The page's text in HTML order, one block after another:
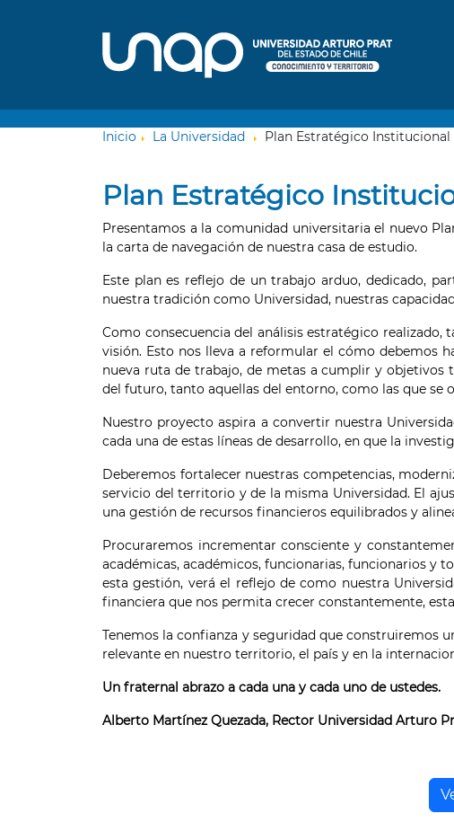
Inicio La Universidad Plan Estratégico Institucional
Plan Estratégico
Presentamos a la comunidad universitaria el nuevo
la carta de navegación de nuestra casa de estudio.
Este plan es reflejo de un trabajo arduo, dedicado,
nuestra tradición como Universidad, nuestras
Como consecuencia del análisis estratégico
visión. Esto nos lleva a reformular el cómo debemos
nueva ruta de trabajo, de metas a cumplir y objetivos
del futuro, tanto aquellas del entorno, como las que
Nuestro proyecto aspira a convertir nuestra
cada una de estas líneas de desarrollo, en que la
Deberemos fortalecer nuestras competencias,
servicio del territorio y de la misma Universidad. El
una gestión de recursos financieros equilibrados y
Procuraremos incrementar consciente y
académicas, académicos, funcionarias, funcionarios y
esta gestión, verá el reflejo de como nuestra
financiera que nos permita crecer constantemente,
Tenemos la confianza y seguridad que construiremos
relevante en nuestro territorio, el país y en la
Un fraternal abrazo a cada una y cada uno de ustedes.
Alberto Martínez Quezada, Rector Universidad Arturo